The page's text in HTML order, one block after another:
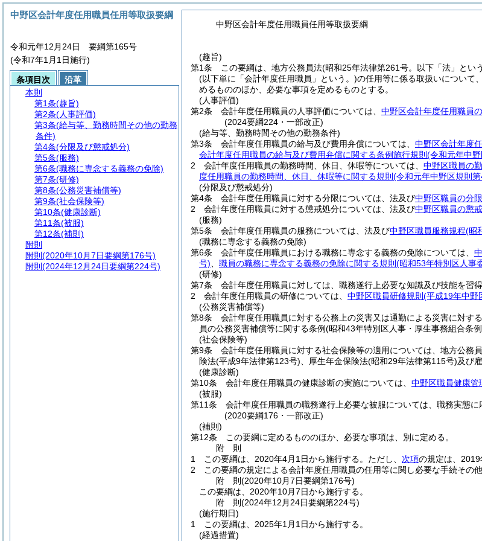
中野区会計年度任用職員任用等取扱要綱
(趣旨)
第1条
この要綱は、地方公務員法(昭和25年法律第261号。以下「法」とい
(以下単に「会計年度任用職員」という。)の任用等に係る取扱いについて、
めるもののほか、必要な事項を定めるものとする。
(人事評価)
第2条
会計年度任用職員の人事評価については、 中野区会計年度任用職員
(2024要綱224・一部改正)
(給与等、勤務時間その他の勤務条件)
第3条
会計年度任用職員の給与及び費用弁償については、 中野区会計年度
会計年度任用職員の給与及び費用弁償に関する条例施行規則 (令和元年中
2
会計年度任用職員の勤務時間、休日、休暇等については、 中野区職員の
度任用職員の勤務時間、休日、休暇等に関する規則 (令和元年中野区規則
(分限及び懲戒処分)
第4条
会計年度任用職員に対する分限については、法及び中野区職員の分
2
会計年度任用職員に対する懲戒処分については、法及び中野区職員の懲
(服務)
第5条
会計年度任用職員の服務については、法及び中野区職員服務規程(昭
(職務に専念する義務の免除)
第6条
会計年度任用職員における職務に専念する義務の免除については、
号)
職員の職務に専念する義務の免除に関する規則 (昭和53年特別区人事
(研修)
第7条
会計年度任用職員に対しては、職務遂行上必要な知識及び技能を習
2
会計年度任用職員の研修については、 中野区職員研修規則 (平成19年中野
(公務災害補償等)
第8条
会計年度任用職員に対する公務上の災害又は通勤による災害に対す
員の公務災害補償等に関する条例(昭和43年特別区人事・厚生事務組合条
(社会保険等)
第9条
会計年度任用職員に対する社会保険等の適用については、地方公務
険法(平成9年法律第123号) 、厚生年金保険法(昭和29年法律第115号)及び
(健康診断)
第10条
会計年度任用職員の健康診断の実施については、 中野区職員健康管
(被服)
第11条
会計年度任用職員の職務遂行上必要な被服については、職務実態に
(2020要綱176・一部改正)
(補則)
第12条
この要綱に定めるもののほか、必要な事項は、別に定める。
附 則
1
この要綱は、2020年4月1日から施行する。 ただし、 次項の規定は、2019
2
この要綱の規定による会計年度任用職員の任用等に関し必要な手続その
附 則(2020年10月7日要綱第176号)
この要綱は、2020年10月7日から施行する。
附 則(2024年12月24日要綱第224号)
(施行期日)
1
この要綱は、2025年1月1日から施行する。
(経過措置)
中野区会計年度任用職員任用等取扱要綱
令和元年12月24日 要綱第165号
(令和7年1月1日施行)
条項目次
沿革
本則
第1条(趣旨)
第2条(人事評価)
第3条(給与等、勤務時間その他の勤務
条件)
第4条(分限及び懲戒処分)
第5条(服務)
第6条(職務に専念する義務の免除)
第7条(研修)
第8条(公務災害補償等)
第9条(社会保険等)
第10条(健康診断)
第11条(被服)
第12条(補則)
附則
附則 (2020年10月7日要綱第176号)
附則 (2024年12月24日要綱第224号)